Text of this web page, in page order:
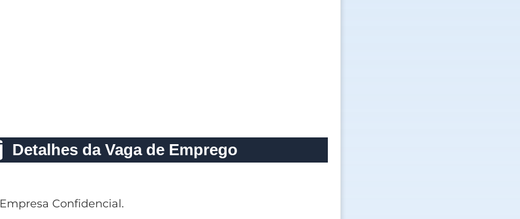
Detalhes da Vaga de Emprego
Empresa Confidencial.